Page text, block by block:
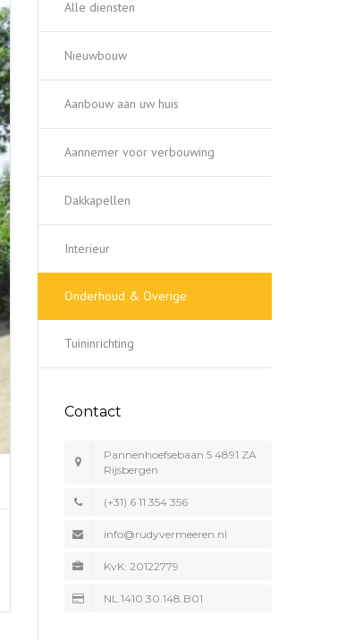
Alle diensten
Nieuwbouw
Aanbouw aan uw huis
Aannemer voor verbouwing
Dakkapellen
Interieur
Onderhoud & Overige
Tuininrichting
Contact
Pannenhoefsebaan 5 4891 ZA
Rijsbergen
(+31) 6 11 354 356
info@rudyvermeeren.nl
KvK: 20122779
NL.1410.30.148.B01